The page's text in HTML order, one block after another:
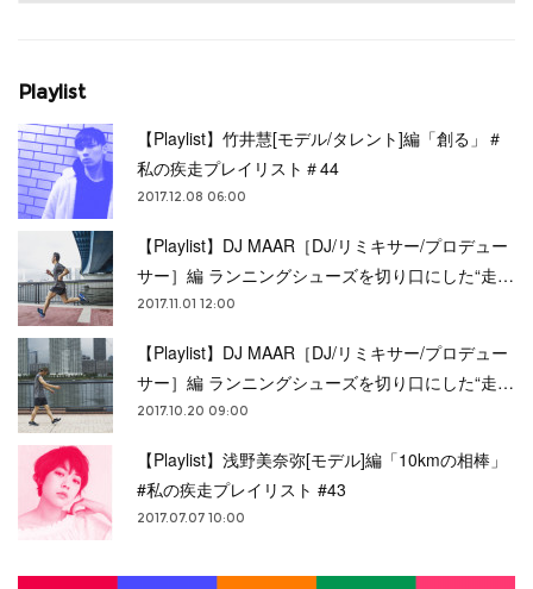
Playlist
【Playlist】竹井慧[モデル/タレント]編「創る」＃
私の疾走プレイリスト＃44
2017.12.08 06:00
【Playlist】DJ MAAR［DJ/リミキサー/プロデュー
サー］編 ランニングシューズを切り口にした“走…
2017.11.01 12:00
【Playlist】DJ MAAR［DJ/リミキサー/プロデュー
サー］編 ランニングシューズを切り口にした“走…
2017.10.20 09:00
【Playlist】浅野美奈弥[モデル]編「10kmの相棒」
#私の疾走プレイリスト #43
2017.07.07 10:00